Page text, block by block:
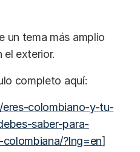
un tema más amplio
el exterior.
completo aquí:
colombiano-y-tu-
saber-para-
?lng=en]